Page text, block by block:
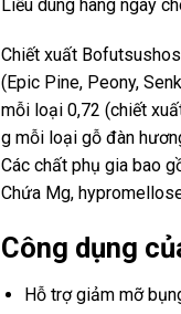
Liều dùng hàng ngày
Chiết xuất
(Epic Pine, Peony,
mỗi loại 0,72 (chiết
g mỗi loại gỗ đàn
Các chất phụ gia bao
Chứa Mg,
Công dụng
Hỗ trợ giảm mỡ